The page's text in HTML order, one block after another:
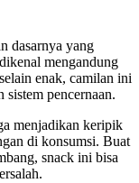
dasarnya yang
mengandung
enak, camilan ini
sistem pencernaan.
menjadikan keripik
di konsumsi. Buat
snack ini bisa